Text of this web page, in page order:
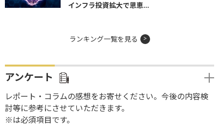
インフラ投資拡大で恩恵...
ランキング一覧を見る
アンケート
レポート・コラムの感想をお寄せください。今後の内容検
討等に参考にさせていただきます。
※は必須項目です。